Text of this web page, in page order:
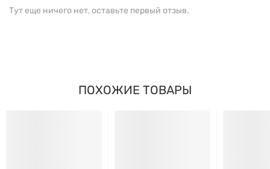
Тут еще ничего нет, оставьте первый отзыв.
ПОХОЖИЕ ТОВАРЫ